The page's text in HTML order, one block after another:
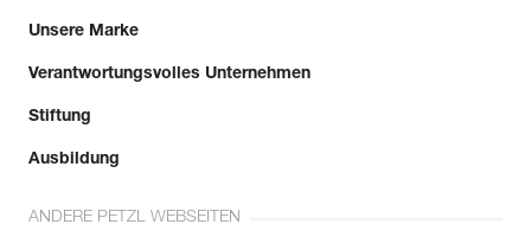
Unsere Marke
Verantwortungsvolles Unternehmen
Stiftung
Ausbildung
ANDERE PETZL WEBSEITEN